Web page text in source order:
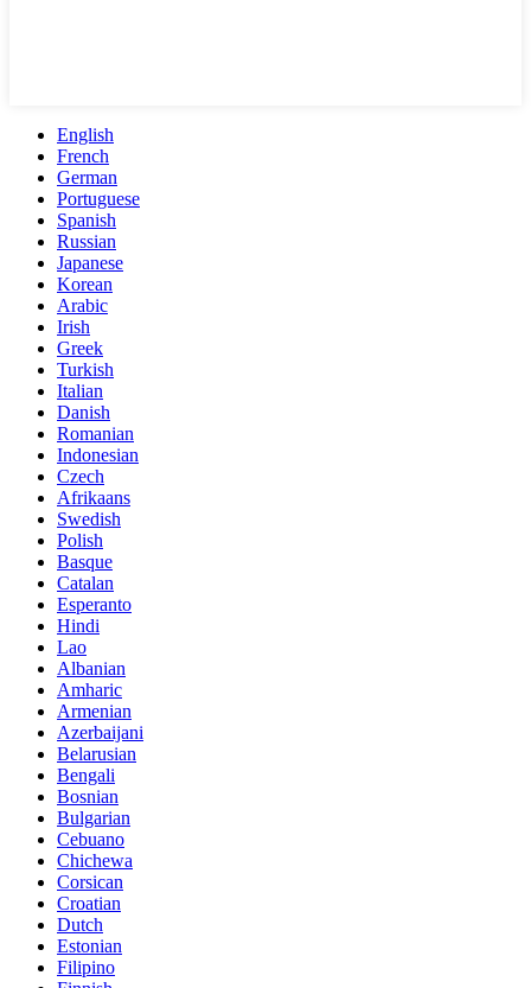
English
French
German
Portuguese
Spanish
Russian
Japanese
Korean
Arabic
Irish
Greek
Turkish
Italian
Danish
Romanian
Indonesian
Czech
Afrikaans
Swedish
Polish
Basque
Catalan
Esperanto
Hindi
Lao
Albanian
Amharic
Armenian
Azerbaijani
Belarusian
Bengali
Bosnian
Bulgarian
Cebuano
Chichewa
Corsican
Croatian
Dutch
Estonian
Filipino